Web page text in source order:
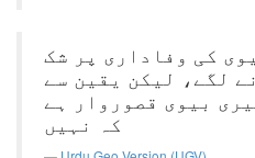
کی وفاداری پر شک
لگے، لیکن یقین سے
بیوی قصوروار ہے
کہ نہیں